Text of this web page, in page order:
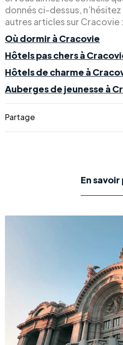
donnés ci-dessus,
autres articles sur Cracovie :
Où dormir à Cracovie
Hôtels pas chers à
Hôtels de charme à
Auberges de jeunesse à
Partage
En savoir